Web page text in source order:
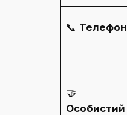
📞 Телефон
🤝
Особистий